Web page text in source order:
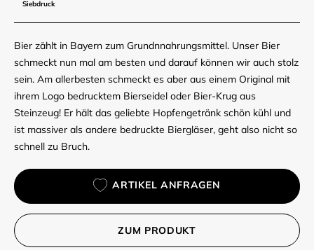
Siebdruck
Bier zählt in Bayern zum Grundnnahrungsmittel. Unser Bier
schmeckt nun mal am besten und darauf können wir auch stolz
sein. Am allerbesten schmeckt es aber aus einem Original mit
ihrem Logo bedrucktem Bierseidel oder Bier-Krug aus
Steinzeug! Er hält das geliebte Hopfengetränk schön kühl und
ist massiver als andere bedruckte Biergläser, geht also nicht so
schnell zu Bruch.
ARTIKEL ANFRAGEN
ZUM PRODUKT